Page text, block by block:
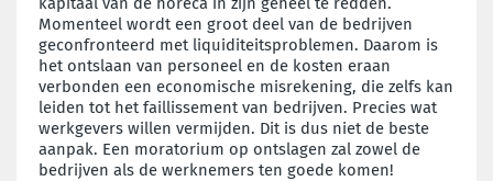
Momenteel wordt een groot deel van de bedrijven
geconfronteerd met liquiditeitsproblemen. Daarom is
het ontslaan van personeel en de kosten eraan
verbonden een economische misrekening, die zelfs kan
leiden tot het faillissement van bedrijven. Precies wat
werkgevers willen vermijden. Dit is dus niet de beste
aanpak. Een moratorium op ontslagen zal zowel de
bedrijven als de werknemers ten goede komen!